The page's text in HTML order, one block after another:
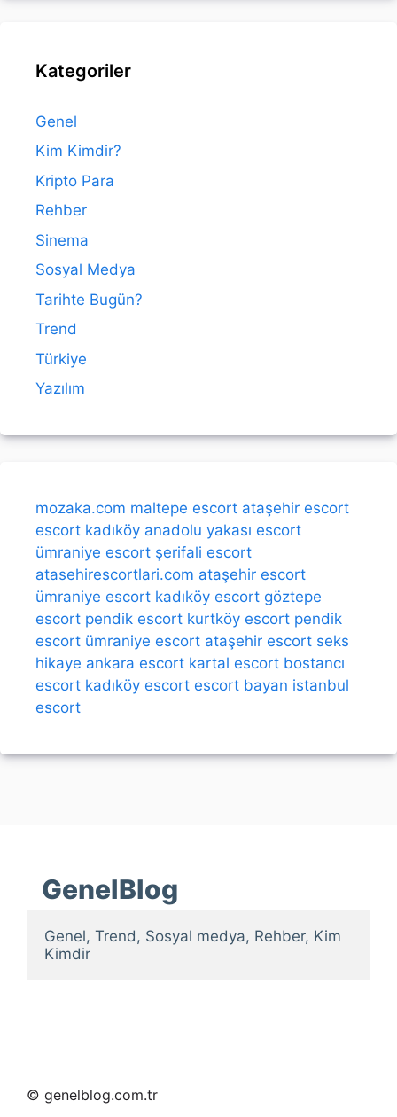
Kategoriler
Genel
Kim Kimdir?
Kripto Para
Rehber
Sinema
Sosyal Medya
Tarihte Bugün?
Trend
Türkiye
Yazılım
mozaka.com maltepe escort ataşehir escort
escort kadıköy anadolu yakası escort
ümraniye escort şerifali escort
atasehirescortlari.com ataşehir escort
ümraniye escort kadıköy escort göztepe
escort pendik escort kurtköy escort pendik
escort ümraniye escort ataşehir escort seks
hikaye ankara escort kartal escort bostancı
escort kadıköy escort escort bayan istanbul
escort
GenelBlog
Genel, Trend, Sosyal medya, Rehber, Kim
Kimdir
© genelblog.com.tr